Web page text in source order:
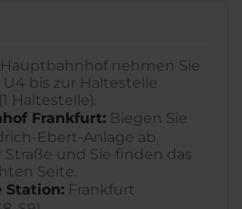
nehmen Sie
bis zur Haltestelle
Haltestelle).
Frankfurt: Biegen Sie
Ebert-Anlage ab.
Straße und Sie finden das
Seite.
Station: Frankfurt